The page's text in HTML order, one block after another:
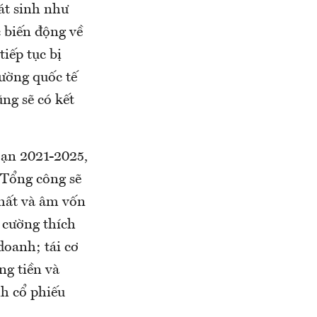
sinh như
động về
tục bị
quốc tế
sẽ có kết
2021-2025,
công sẽ
và âm vốn
cường thích
tái cơ
tiền và
cổ phiếu